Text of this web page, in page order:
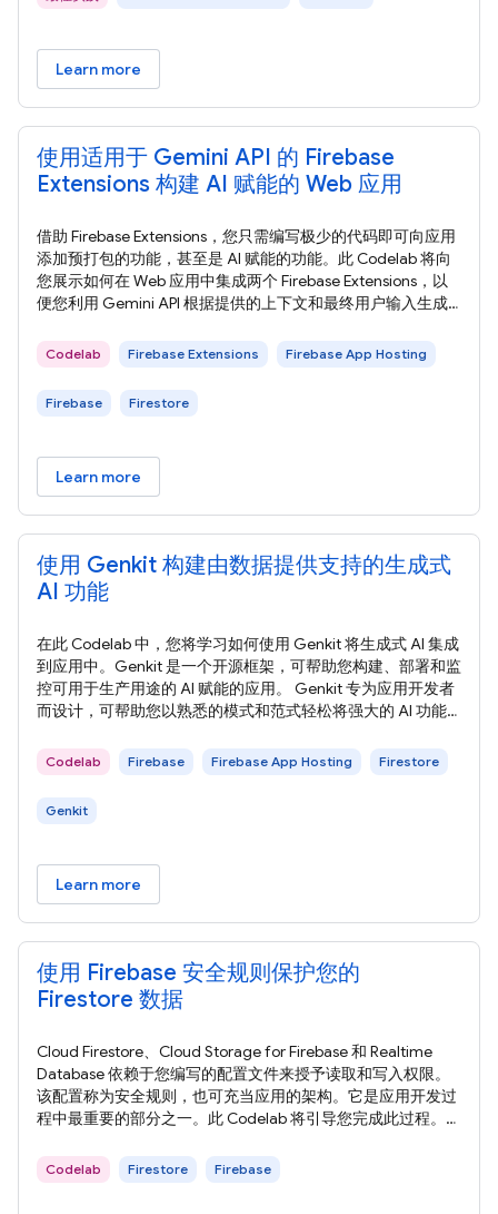
Learn more
使用适用于 Gemini API 的 Firebase
Extensions 构建 AI 赋能的 Web 应用
借助 Firebase Extensions，您只需编写极少的代码即可向应用
添加预打包的功能，甚至是 AI 赋能的功能。此 Codelab 将向
您展示如何在 Web 应用中集成两个 Firebase Extensions，以
便您利用 Gemini API 根据提供的上下文和最终用户输入生成
了解如何使用 Firebase Extensions 构建 AI 赋能的 Web 应用，
以提供富有吸引力的用户体验。 在本部分中，您将查看在此
Codelab Firebase Extensions Firebase App Hosting
Firebase Firestore
Learn more
使用 Genkit 构建由数据提供支持的生成式
AI 功能
在此 Codelab 中，您将学习如何使用 Genkit 将生成式 AI 集成
到应用中。Genkit 是一个开源框架，可帮助您构建、部署和监
控可用于生产用途的 AI 赋能的应用。 Genkit 专为应用开发者
而设计，可帮助您以熟悉的模式和范式轻松将强大的 AI 功能
建全球数百万开发者使用的工具方面的经验。 在本部分中，您
将了解在此 Codelab 中构建的 Web 应用，以及您将使用的云
Codelab Firebase Firebase App Hosting Firestore
Genkit
Learn more
使用 Firebase 安全规则保护您的
Firestore 数据
Cloud Firestore、Cloud Storage for Firebase 和 Realtime
Database 依赖于您编写的配置文件来授予读取和写入权限。
该配置称为安全规则，也可充当应用的架构。它是应用开发过
程中最重要的部分之一。此 Codelab 将引导您完成此过程。
台。您将使用 Firestore 模拟器针对安全规则运行单元测试，
并确保这些规则允许和禁止您预期的访问权限。 您将了解如
Codelab Firestore Firebase